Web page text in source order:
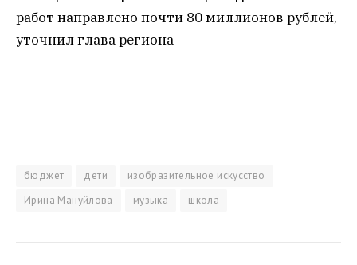
работ направлено почти 80 миллионов рублей,
уточнил глава региона
бюджет дети
изобразительное искусство
Ирина Мануйлова
музыка школа